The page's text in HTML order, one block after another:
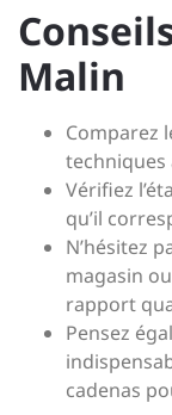
Malin
Comparez
techniques
Vérifiez
qu’il
N’hésitez
magasin
rapport
Pensez
cadenas